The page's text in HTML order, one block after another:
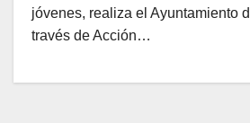
jóvenes, realiza el Ayuntamiento
través de Acción…